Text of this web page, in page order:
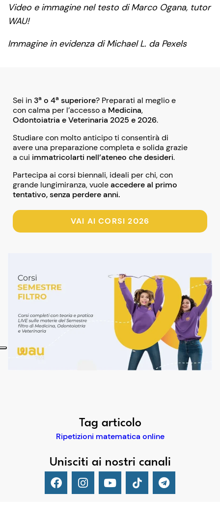
Video e immagine nel testo di Marco Ogana, tutor
WAU!
Immagine in evidenza di Michael L. da Pexels
Sei in3a o 4a superiore? Preparati al meglio e
con calma per l’accesso a Medicina,
Odontoiatria e Veterinaria 2025 e 2026.
Studiare con molto anticipo ti consentirà di
avere una preparazione completa e solida grazie
a cui immatricolarti nell’ateneo che desideri.
Partecipa ai corsi biennali, ideali per chi, con
grande lungimiranza, vuoleaccedere al primo
tentativo, senza perdere anni.
VAI AI CORSI 2026
Tag articolo
Ripetizioni matematica online
Unisciti ai nostri canali